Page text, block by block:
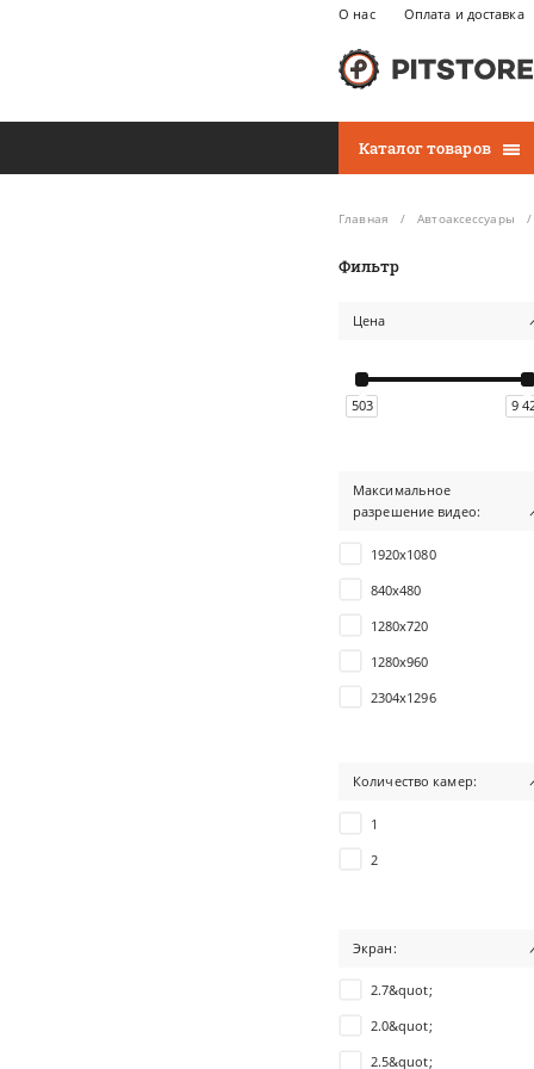
О нас Оплата и доставка
Каталог товаров
Главная Автоаксессуары
Фильтр
Цена
503 9
Максимальное
разрешение видео:
1920х1080
840x480
1280x720
1280x960
2304х1296
Количество камер:
1
2
Экран:
2.7&quot;
2.0&quot;
2.5&quot;